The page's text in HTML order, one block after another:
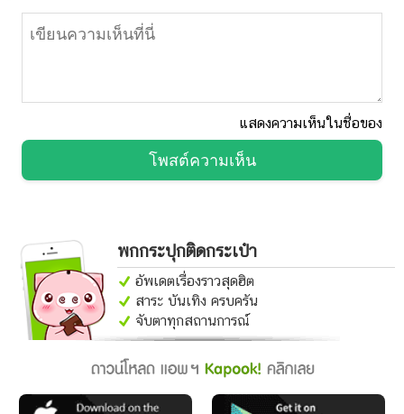
แสดงความเห็นในชื่อของ
โพสต์ความเห็น
พกกระปุกติดกระเป๋า
อัพเดตเรื่องราวสุดฮิต
สาระ บันเทิง ครบครัน
จับตาทุกสถานการณ์